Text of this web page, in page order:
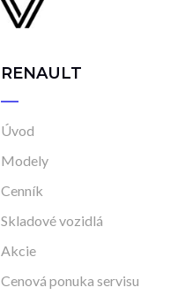
RENAULT
Úvod
Modely
Cenník
Skladové vozidlá
Akcie
Cenová ponuka servisu